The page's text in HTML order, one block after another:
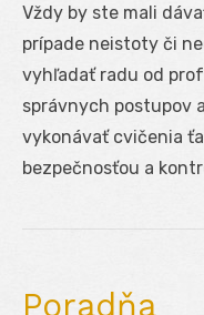
Vždy by ste mali
prípade neistoty či
vyhľadať radu od
správnych postupov
vykonávať cvičenia
bezpečnosťou a
Poradňa